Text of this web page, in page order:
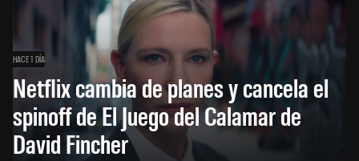
HACE 1 DÍA
Netflix cambia de planes y cancela el
spinoff de El Juego del Calamar de
David Fincher